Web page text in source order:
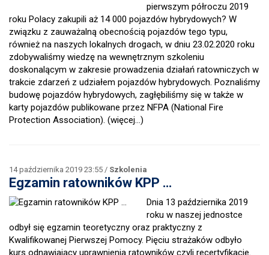
pierwszym półroczu 2019
roku Polacy zakupili aż 14 000 pojazdów hybrydowych? W
związku z zauważalną obecnością pojazdów tego typu,
również na naszych lokalnych drogach, w dniu 23.02.2020 roku
zdobywaliśmy wiedzę na wewnętrznym szkoleniu
doskonalącym w zakresie prowadzenia działań ratowniczych w
trakcie zdarzeń z udziałem pojazdów hybrydowych. Poznaliśmy
budowę pojazdów hybrydowych, zagłębiliśmy się w także w
karty pojazdów publikowane przez NFPA (National Fire
Protection Association). (więcej…)
14 października 2019 23:55 / Szkolenia
Egzamin ratowników KPP …
Dnia 13 października 2019
roku w naszej jednostce
odbył się egzamin teoretyczny oraz praktyczny z
Kwalifikowanej Pierwszej Pomocy. Pięciu strażaków odbyło
kurs odnawiający uprawnienia ratowników czyli recertyfikacje.